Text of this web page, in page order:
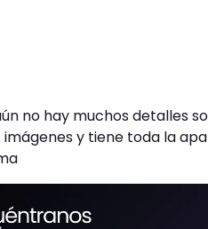
no hay muchos detalles
y tiene toda la